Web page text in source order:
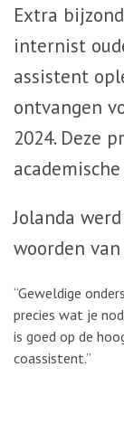
Extra
internist
assistent
ontvangen
2024. Deze
Jolanda
woorden
“Geweldige
precies wat je
is goed op de
coassistent.”